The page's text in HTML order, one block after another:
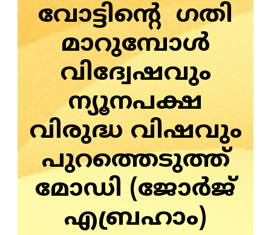
വോട്ടിന്റെ ഗതി
മാറുമ്പോൾ
വിദ്വേഷവും
ന്യൂനപക്ഷ
വിരുദ്ധ വിഷവും
പുറത്തെടുത്ത്
മോഡി (ജോർജ്
എബ്രഹാം)